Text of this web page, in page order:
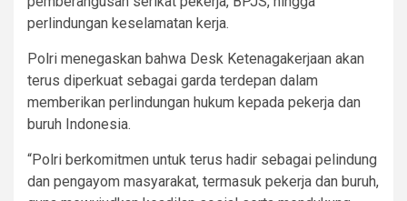
perlindungan keselamatan kerja.
Polri menegaskan bahwa Desk Ketenagakerjaan akan
terus diperkuat sebagai garda terdepan dalam
memberikan perlindungan hukum kepada pekerja dan
buruh Indonesia.
“Polri berkomitmen untuk terus hadir sebagai pelindung
dan pengayom masyarakat, termasuk pekerja dan buruh,